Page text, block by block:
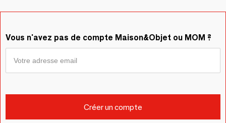
Vous n'avez pas de compte Maison&Objet ou MOM ?